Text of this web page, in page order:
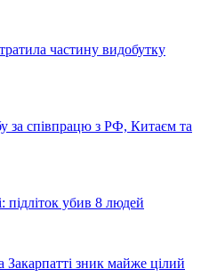
частину видобутку
співпрацю з РФ, Китаєм та
підліток убив 8 людей
зник майже цілий